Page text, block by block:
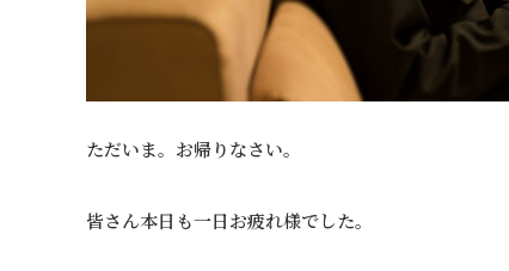
ただいま。お帰りなさい。
皆さん本日も一日お疲れ様でした。